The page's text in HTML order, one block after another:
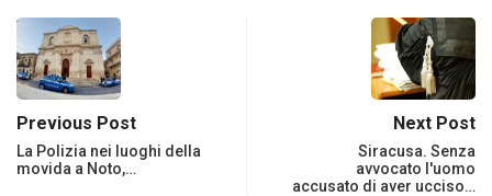
Previous Post
La Polizia nei luoghi della
movida a Noto,…
Next Post
Siracusa. Senza
avvocato l'uomo
accusato di aver ucciso…